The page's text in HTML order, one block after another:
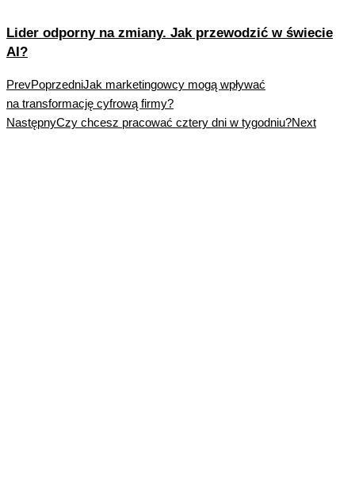
Lider odporny na zmiany. Jak przewodzić w świecie
AI?
PrevPoprzedniJak marketingowcy mogą wpływać
na transformację cyfrową firmy?
NastępnyCzy chcesz pracować cztery dni w tygodniu?Next